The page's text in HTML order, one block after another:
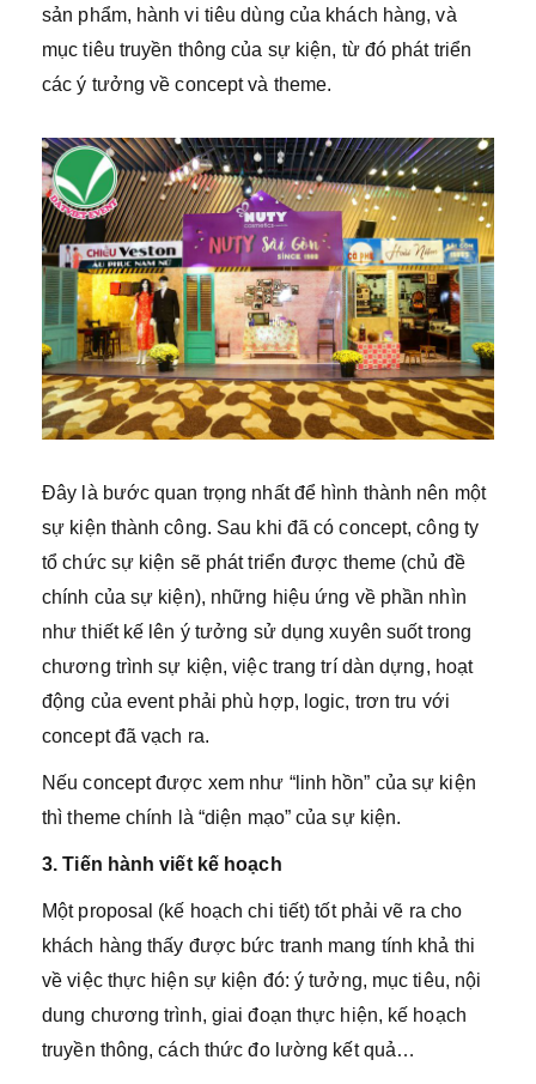
sản phẩm, hành vi tiêu dùng của khách hàng, và
mục tiêu truyền thông của sự kiện, từ đó phát triển
các ý tưởng về concept và theme.
Đây là bước quan trọng nhất để hình thành nên một
sự kiện thành công. Sau khi đã có concept, công ty
tổ chức sự kiện sẽ phát triển được theme (chủ đề
chính của sự kiện), những hiệu ứng về phần nhìn
như thiết kế lên ý tưởng sử dụng xuyên suốt trong
chương trình sự kiện, việc trang trí dàn dựng, hoạt
động của event phải phù hợp, logic, trơn tru với
concept đã vạch ra.
Nếu concept được xem như “linh hồn” của sự kiện
thì theme chính là “diện mạo” của sự kiện.
3. Tiến hành viết kế hoạch
Một proposal (kế hoạch chi tiết) tốt phải vẽ ra cho
khách hàng thấy được bức tranh mang tính khả thi
về việc thực hiện sự kiện đó: ý tưởng, mục tiêu, nội
dung chương trình, giai đoạn thực hiện, kế hoạch
truyền thông, cách thức đo lường kết quả…